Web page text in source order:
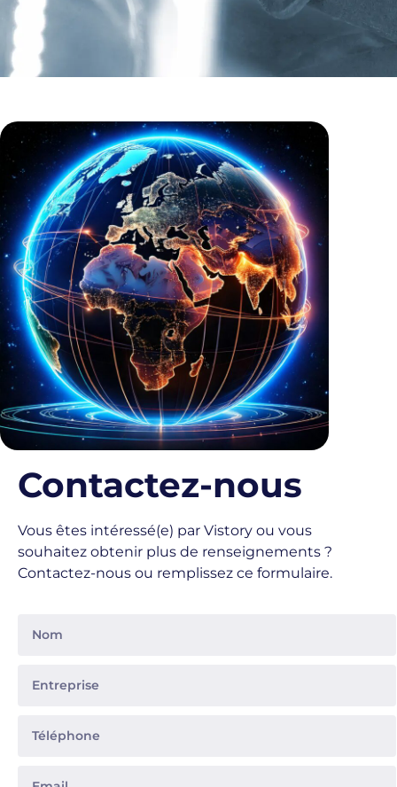
Contactez-nous
Vous êtes intéressé(e) par Vistory ou vous
souhaitez obtenir plus de renseignements ?
Contactez-nous ou remplissez ce formulaire.